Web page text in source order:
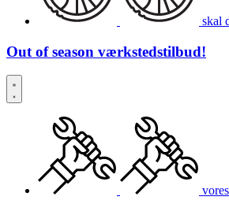
skal
Out of season værkstedstilbud!